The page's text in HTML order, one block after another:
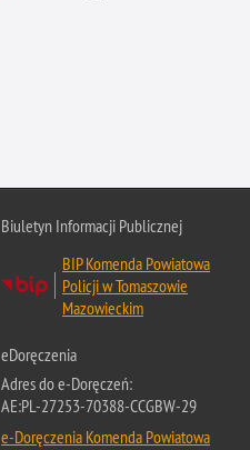
Biuletyn Informacji Publicznej
BIP Komenda Powiatowa
Policji w Tomaszowie
Mazowieckim
eDoręczenia
Adres do e-Doręczeń:
AE:PL-27253-70388-CCGBW-29
e-Doręczenia Komenda Powiatowa